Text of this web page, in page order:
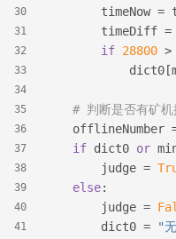
30
31
32
33
34
35
36
37
38
39
40
41
timeNow =
timeDiff =
if 28800
# 判断是否有矿机
offlineNumber
if dict0 or
        judge =
else:
        judge =
        dict0 =
"